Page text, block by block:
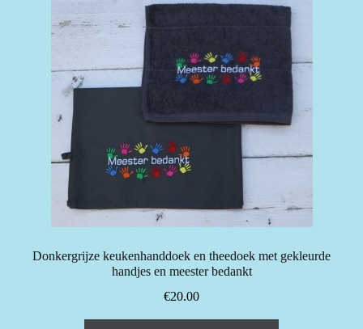
Deze
kan
gekozen
de
productpagina
Donkergrijze keukenhanddoek en theedoek met gekleurde
handjes en meester bedankt
€20.00